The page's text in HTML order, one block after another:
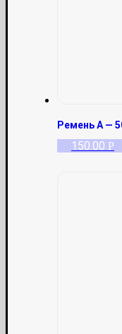
Ремень А —
150.00 Р